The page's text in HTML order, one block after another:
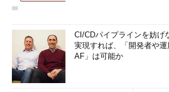
CI/CDパイプラインを妨げ
実現すれば、「開発者や
AF」は可能か